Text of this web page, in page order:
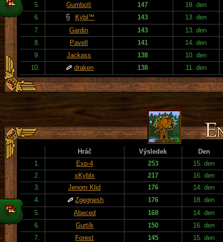
5.
GumboII 147
18. den
6.
Kýbl™ 143
13. den
7.
Gardin 143
13. den
8.
PavelI 141
14. den
9.
Jackass 138
10. den
10.
draken 138 11. den
Hráč Výsledek
Den
1.
Exp-4 253
15. den
2.
xKyblx 217
16. den
3.
Jenom Klid 176
14. den
4.
Zgegnesh 176
18. den
5.
Abeced 168
14. den
6.
Gurtík 150
16. den
7.
Forest 145
15. den